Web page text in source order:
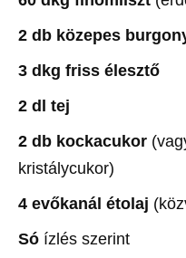
2 db közepes
3 dkg friss élesztő
2 dl tej
2 db kockacukor
kristálycukor)
4 evőkanál étolaj
Só ízlés szerint